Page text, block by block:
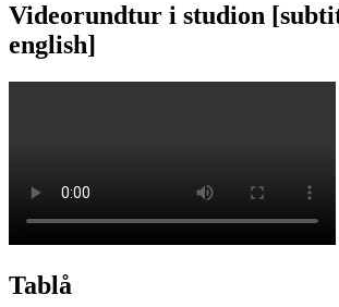
Videorundtur i studion
english]
Tablå